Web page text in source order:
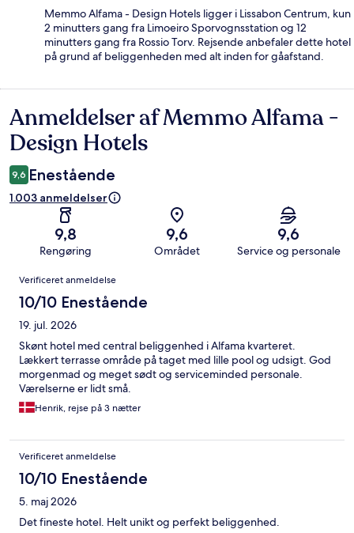
Memmo Alfama - Design Hotels ligger i Lissabon Centrum, kun
2 minutters gang fra Limoeiro Sporvognsstation og 12
minutters gang fra Rossio Torv. Rejsende anbefaler dette hotel
på grund af beliggenheden med alt inden for gåafstand.
Anmeldelser
Anmeldelser af Memmo Alfama -
Design Hotels
9,6 Enestående
1.003 anmeldelser
9,8
Rengøring
9,6
Området
9,6
Service og personale
Anmeldelser
Verificeret anmeldelse
10/10 Enestående
19. jul. 2026
Skønt hotel med central beliggenhed i Alfama kvarteret.
Lækkert terrasse område på taget med lille pool og udsigt. God
morgenmad og meget sødt og serviceminded personale.
Værelserne er lidt små.
Henrik, rejse på 3 nætter
Verificeret anmeldelse
10/10 Enestående
5. maj 2026
Det fineste hotel. Helt unikt og perfekt beliggenhed.